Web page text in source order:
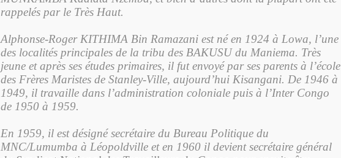
rappelés par le Très Haut.
Alphonse-Roger KI­THIMA Bin Ramazani est né en 1924 à Lowa, l’une
des localités principales de la tribu des BAKUSU du Maniema. Très
jeune et après ses études pri­maires, il fut envoyé par ses parents à l’école
des Frères Maristes de Stan­ley-Ville, aujourd’hui Kisan­gani. De 1946 à
1949, il travaille dans l’administra­tion coloniale puis à l’Inter Congo
de 1950 à 1959.
En 1959, il est désigné secrétaire du Bureau Po­litique du
MNC/Lumumba à Léopoldville et en 1960 il devient secrétaire géné­ral